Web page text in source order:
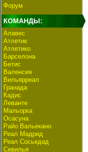
Форум
КОМАНДЫ:
Алавес
Атлетик
Атлетико
Барселона
Бетис
Валенсия
Вильярреал
Гранада
Кадис
Леванте
Мальорка
Осасуна
Райо Вальекано
Реал Мадрид
Реал Сосьедад
Севилья